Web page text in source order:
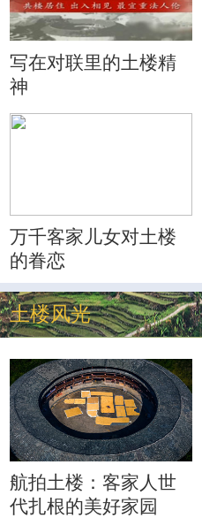
写在对联里的土楼精
神
万千客家儿女对土楼
的眷恋
土楼风光
航拍土楼：客家人世
代扎根的美好家园